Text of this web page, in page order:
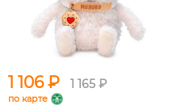
1 106 ₽ 1 165 ₽
по карте